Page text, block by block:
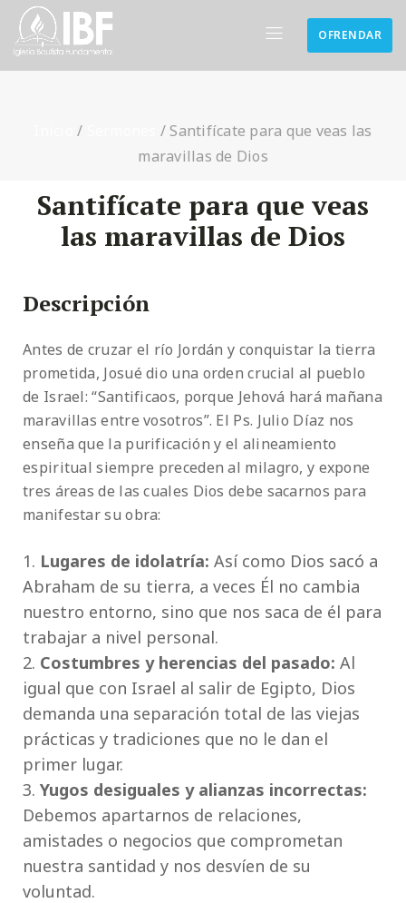
OFRENDAR
/ /Santifícate para que veas las
maravillas de Dios
Santifícate para que veas
las maravillas de Dios
Descripción
Antes de cruzar el río Jordán y conquistar la tierra
prometida, Josué dio una orden crucial al pueblo
de Israel: “Santificaos, porque Jehová hará mañana
maravillas entre vosotros”. El Ps. Julio Díaz nos
enseña que la purificación y el alineamiento
espiritual siempre preceden al milagro, y expone
tres áreas de las cuales Dios debe sacarnos para
manifestar su obra:
Lugares de idolatría: Así como Dios sacó a
Abraham de su tierra, a veces Él no cambia
nuestro entorno, sino que nos saca de él para
trabajar a nivel personal.
Costumbres y herencias del pasado: Al
igual que con Israel al salir de Egipto, Dios
demanda una separación total de las viejas
prácticas y tradiciones que no le dan el
primer lugar.
Yugos desiguales y alianzas incorrectas:
Debemos apartarnos de relaciones,
amistades o negocios que comprometan
nuestra santidad y nos desvíen de su
voluntad.